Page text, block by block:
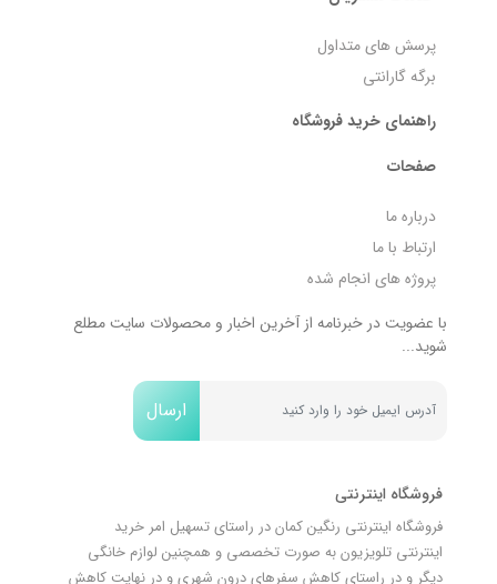
پرسش های متداول
برگه گارانتی
راهنمای خرید فروشگاه
صفحات
درباره ما
ارتباط با ما
پروژه های انجام شده
با عضویت در خبرنامه از آخرین اخبار و محصولات سایت مطلع
شوید...
ارسال
فروشگاه اینترنتی
فروشگاه اینترنتی رنگین کمان در راستای تسهیل امر خرید
اینترنتی تلویزیون به صورت تخصصی و همچنین لوازم خانگی
دیگر و در راستای کاهش سفرهای درون شهری و در نهایت کاهش